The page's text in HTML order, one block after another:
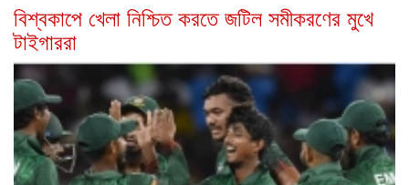
বিশ্বকাপে খেলা নিশ্চিত করতে জটিল সমীকরণের মুখে
টাইগাররা